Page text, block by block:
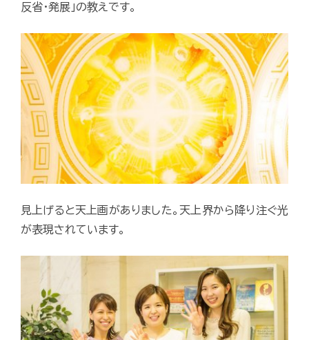
反省・発展」の教えです。
見上げると天上画がありました。天上界から降り注ぐ光
が表現されています。